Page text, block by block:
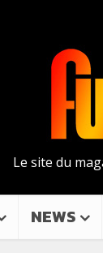
Le site du
NEWS